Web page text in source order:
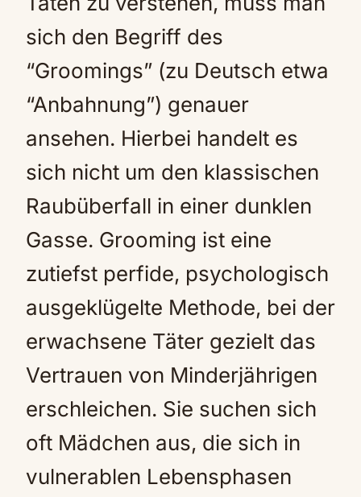
sich den Begriff des
“Groomings” (zu Deutsch etwa
“Anbahnung”) genauer
ansehen. Hierbei handelt es
sich nicht um den klassischen
Raubüberfall in einer dunklen
Gasse. Grooming ist eine
zutiefst perfide, psychologisch
ausgeklügelte Methode, bei der
erwachsene Täter gezielt das
Vertrauen von Minderjährigen
erschleichen. Sie suchen sich
oft Mädchen aus, die sich in
vulnerablen Lebensphasen